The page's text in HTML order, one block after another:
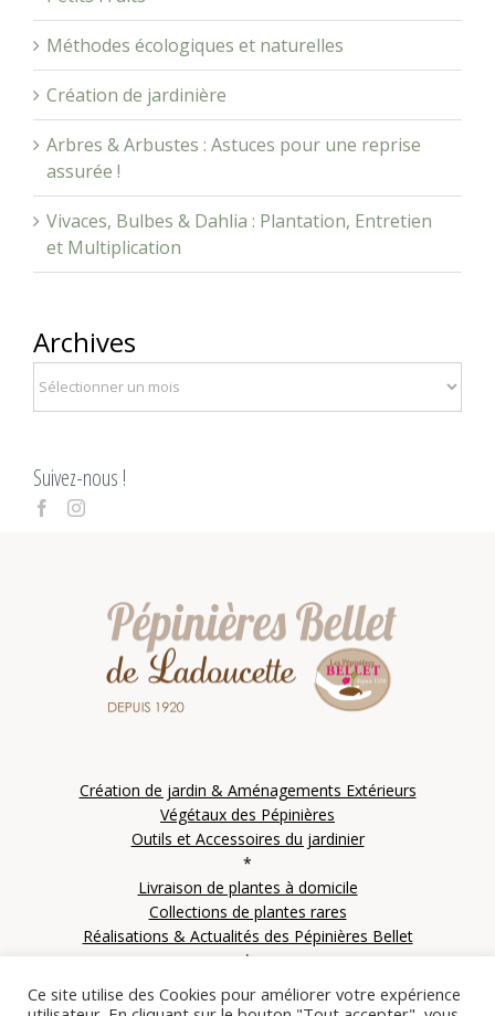
Création de jardinière
Arbres & Arbustes : Astuces pour une reprise
assurée !
et Multiplication
Végétaux des Pépinières
Outils et Accessoires du jardinier
Livraison de plantes à domicile
Collections de plantes rares
Réalisations & Actualités des Pépinières Bellet
*
Contactez les Pépinières Bellet
Ce site utilise des Cookies pour améliorer votre expérience